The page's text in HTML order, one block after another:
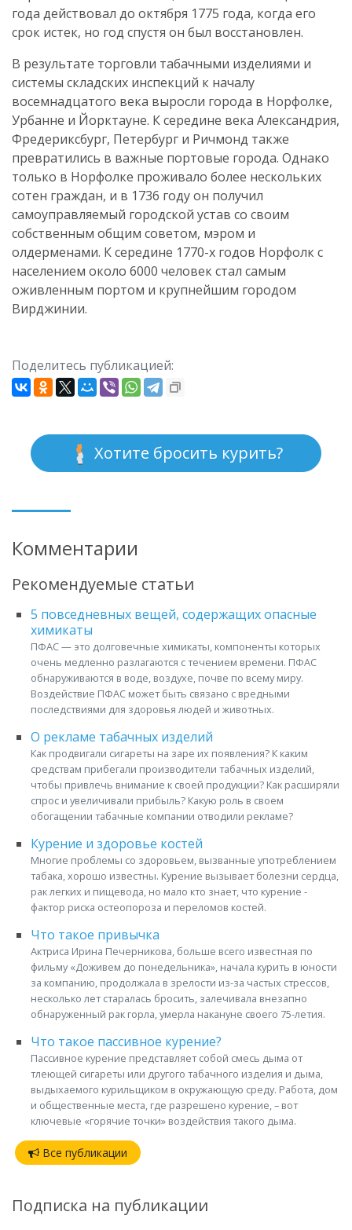
года действовал до октября 1775 года, когда его
срок истек, но год спустя он был восстановлен.
В результате торговли табачными изделиями и
системы складских инспекций к началу
восемнадцатого века выросли города в Норфолке,
Урбанне и Йорктауне. К середине века Александрия,
Фредериксбург, Петербург и Ричмонд также
превратились в важные портовые города. Однако
только в Норфолке проживало более нескольких
сотен граждан, и в 1736 году он получил
самоуправляемый городской устав со своим
собственным общим советом, мэром и
олдерменами. К середине 1770-х годов Норфолк с
населением около 6000 человек стал самым
оживленным портом и крупнейшим городом
Вирджинии.
Поделитесь публикацией:
Хотите бросить курить?
Комментарии
Рекомендуемые статьи
5 повседневных вещей, содержащих опасные
химикаты
ПФАС — это долговечные химикаты, компоненты которых
очень медленно разлагаются с течением времени. ПФАС
обнаруживаются в воде, воздухе, почве по всему миру.
Воздействие ПФАС может быть связано с вредными
последствиями для здоровья людей и животных.
О рекламе табачных изделий
Как продвигали сигареты на заре их появления? К каким
средствам прибегали производители табачных изделий,
чтобы привлечь внимание к своей продукции? Как расширяли
спрос и увеличивали прибыль? Какую роль в своем
обогащении табачные компании отводили рекламе?
Курение и здоровье костей
Многие проблемы со здоровьем, вызванные употреблением
табака, хорошо известны. Курение вызывает болезни сердца,
рак легких и пищевода, но мало кто знает, что курение -
фактор риска остеопороза и переломов костей.
Что такое привычка
Актриса Ирина Печерникова, больше всего известная по
фильму «Доживем до понедельника», начала курить в юности
за компанию, продолжала в зрелости из-за частых стрессов,
несколько лет старалась бросить, залечивала внезапно
обнаруженный рак горла, умерла накануне своего 75-летия.
Что такое пассивное курение?
Пассивное курение представляет собой смесь дыма от
тлеющей сигареты или другого табачного изделия и дыма,
выдыхаемого курильщиком в окружающую среду. Работа, дом
и общественные места, где разрешено курение, – вот
ключевые «горячие точки» воздействия такого дыма.
Все публикации
Подписка на публикации